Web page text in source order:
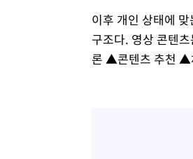
이후 개인 상태에
구조다. 영상 콘텐
론 ▲콘텐츠 추천 ▲